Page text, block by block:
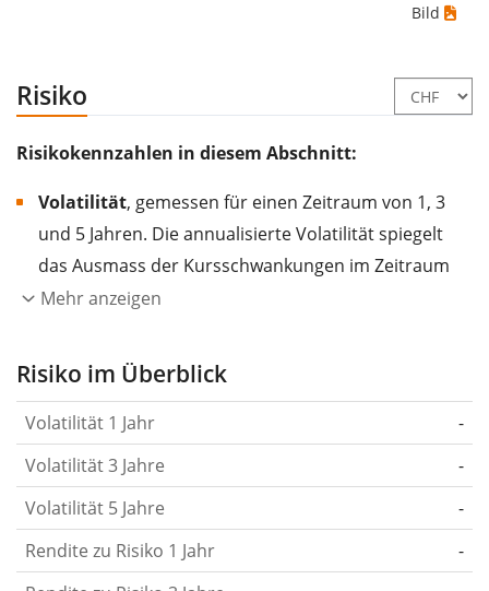
Bild
Risiko
Risikokennzahlen in diesem Abschnitt:
Volatilität, gemessen für einen Zeitraum von 1, 3
und 5 Jahren. Die annualisierte Volatilität spiegelt
das Ausmass der Kursschwankungen im Zeitraum
eines Jahres wider.
Aktie, des ETF, usw.) in der Vergangenheit
gelten im Allgemeinen als risikoreicher. Wir
berechnen die Volatilität auf Basis der Daten der
letzten 1, 3 und 5 Jahre, damit du sehen kannst, ob
die Kursschwankungen im Laufe der Zeit stärker
oder schwächer wurden. Weitere Informationen
findest du in unserem Artikel:
Mehr anzeigen
Risiko im Überblick
Volatilität 1 Jahr
-
Volatilität 3 Jahre
-
Volatilität 5 Jahre
-
Rendite zu Risiko 1 Jahr
-